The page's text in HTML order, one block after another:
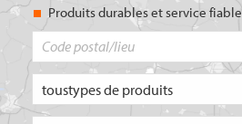
Produits durables et service fiable
de